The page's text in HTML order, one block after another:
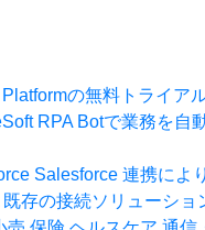
の無料トライア
RPA Botで業務を自
Salesforce 連携によ
既存の接続ソリューショ